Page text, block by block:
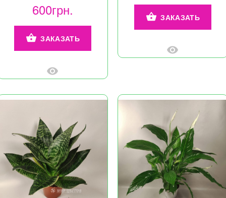
600грн.
ЗАКАЗАТЬ
ЗАКАЗАТЬ